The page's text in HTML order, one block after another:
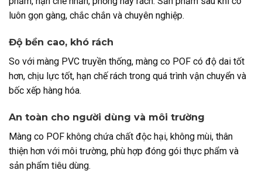
luôn gọn gàng, chắc chắn và chuyên nghiệp.
Độ bền cao, khó rách
So với màng PVC truyền thống, màng co POF có độ dai tốt
hơn, chịu lực tốt, hạn chế rách trong quá trình vận chuyển và
bốc xếp hàng hóa.
An toàn cho người dùng và môi trường
Màng co POF không chứa chất độc hại, không mùi, thân
thiện hơn với môi trường, phù hợp đóng gói thực phẩm và
sản phẩm tiêu dùng.